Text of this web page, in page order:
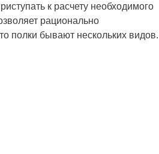
к расчету необходимого
рационально
полки бывают нескольких видов.